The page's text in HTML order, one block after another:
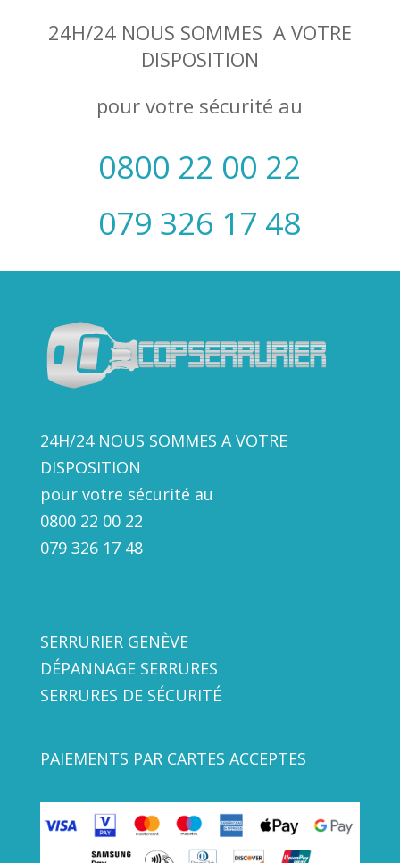
24H/24 NOUS SOMMES A VOTRE
DISPOSITION
pour votre sécurité au
0800 22 00 22
079 326 17 48
24H/24 NOUS SOMMES A VOTRE
DISPOSITION
pour votre sécurité au
0800 22 00 22
079 326 1748
SERRURIER GENÈVE
DÉPANNAGE SERRURES
SERRURES DE SÉCURITÉ
PAIEMENTS PAR CARTES ACCEPTES